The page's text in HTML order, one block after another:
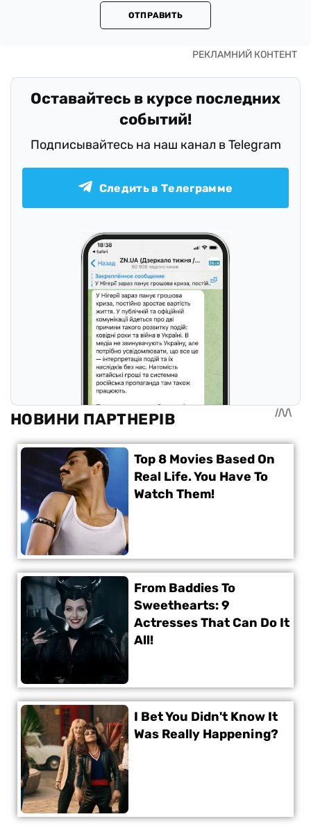
ОТПРАВИТЬ
Оставайтесь в курсе последних
событий!
Подписывайтесь на наш канал в Telegram
Следить в Телеграмме